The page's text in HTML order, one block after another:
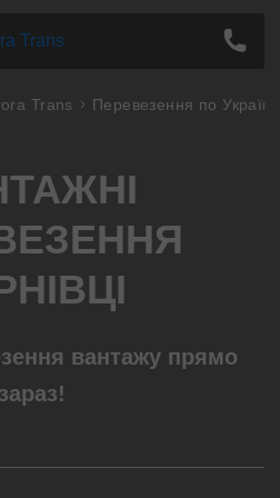
Trans Перевезення по Україні
вантажу прямо
зараз!